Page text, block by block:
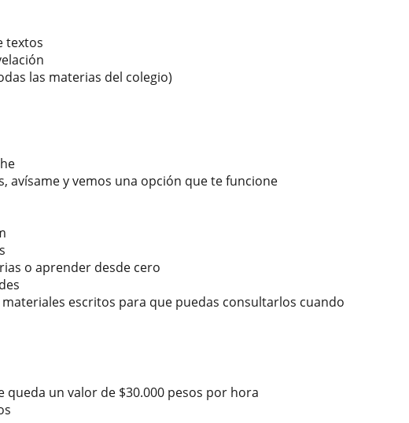
textos
las materias del colegio)
avísame y vemos una opción que te funcione
o aprender desde cero
escritos para que puedas consultarlos cuando
queda un valor de $30.000 pesos por hora